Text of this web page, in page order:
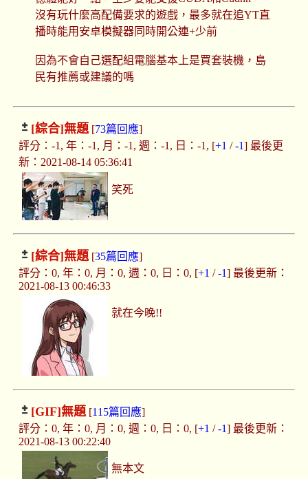
沒有玩什麼高配備要求的遊戲，最多就在追YT直
播時能用安卓模擬器同時開公連+少前
因為不會自己選配組電腦基本上是買套裝機，島
民有推薦或建議的嗎
[綜合]無題[73篇回應]
評分：-1, 年：-1, 月：-1, 週：-1, 日：-1, [+1 /-1] 最後更
新：2021-08-14 05:36:41
笑死
[綜合]無題[35篇回應]
評分：0, 年：0, 月：0, 週：0, 日：0, [+1 /-1] 最後更新：
2021-08-13 00:46:33
就在今晚!!
[GIF]無題[115篇回應]
評分：0, 年：0, 月：0, 週：0, 日：0, [+1 /-1] 最後更新：
2021-08-13 00:22:40
無本文